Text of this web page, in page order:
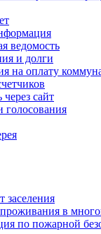
ведомость
и долги
на оплату
сайт
заселения
в
по пожарной